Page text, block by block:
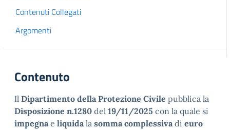
Contenuti Collegati
Argomenti
Contenuto
Il Dipartimento della Protezione Civile pubblica la
Disposizione n.1280 del 19/11/2025 con la quale si
impegnae liquidala somma complessivadi euro